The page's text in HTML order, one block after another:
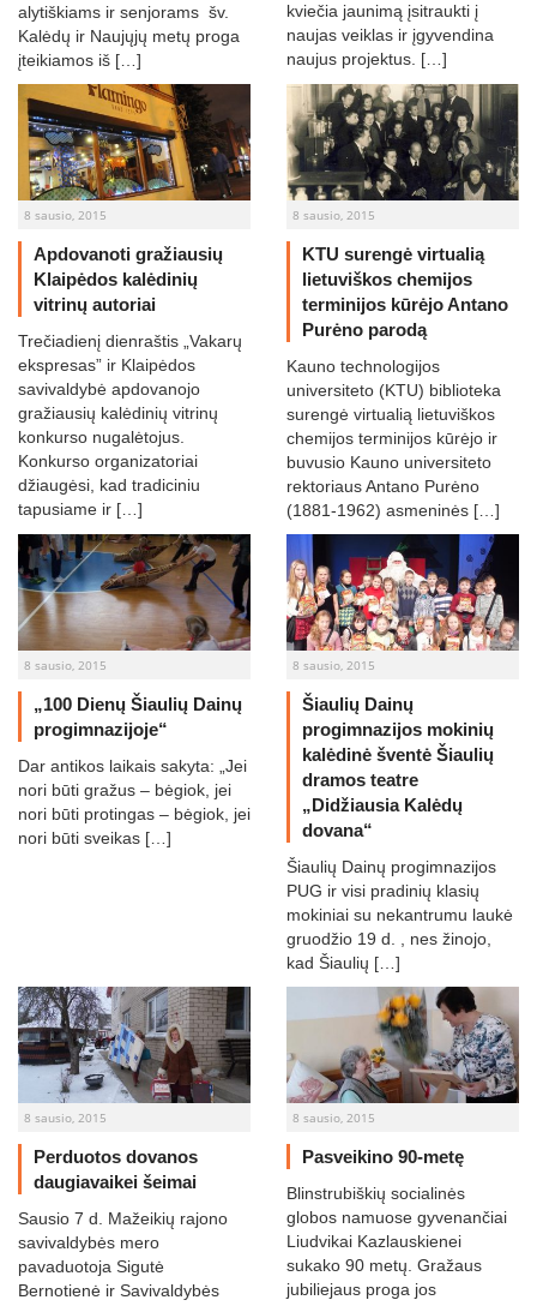
alytiškiams ir senjorams šv.
Kalėdų ir Naujųjų metų proga
įteikiamos iš […]
kviečia jaunimą įsitraukti į
naujas veiklas ir įgyvendina
naujus projektus. […]
8 sausio, 2015
Apdovanoti gražiausių
Klaipėdos kalėdinių
vitrinų autoriai
Trečiadienį dienraštis „Vakarų
ekspresas” ir Klaipėdos
savivaldybė apdovanojo
gražiausių kalėdinių vitrinų
konkurso nugalėtojus.
Konkurso organizatoriai
džiaugėsi, kad tradiciniu
tapusiame ir […]
8 sausio, 2015
KTU surengė virtualią
lietuviškos chemijos
terminijos kūrėjo Antano
Purėno parodą
Kauno technologijos
universiteto (KTU) biblioteka
surengė virtualią lietuviškos
chemijos terminijos kūrėjo ir
buvusio Kauno universiteto
rektoriaus Antano Purėno
(1881-1962) asmeninės […]
8 sausio, 2015
„100 Dienų Šiaulių Dainų
progimnazijoje“
Dar antikos laikais sakyta: „Jei
nori būti gražus – bėgiok, jei
nori būti protingas – bėgiok, jei
nori būti sveikas […]
8 sausio, 2015
Šiaulių Dainų
progimnazijos mokinių
kalėdinė šventė Šiaulių
dramos teatre
„Didžiausia Kalėdų
dovana“
Šiaulių Dainų progimnazijos
PUG ir visi pradinių klasių
mokiniai su nekantrumu laukė
gruodžio 19 d. , nes žinojo,
kad Šiaulių […]
8 sausio, 2015
Perduotos dovanos
daugiavaikei šeimai
Sausio 7 d. Mažeikių rajono
savivaldybės mero
pavaduotoja Sigutė
Bernotienė ir Savivaldybės
8 sausio, 2015
Pasveikino 90-metę
Blinstrubiškių socialinės
globos namuose gyvenančiai
Liudvikai Kazlauskienei
sukako 90 metų. Gražaus
jubiliejaus proga jos